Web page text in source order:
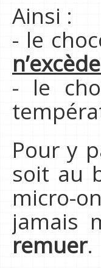
Ainsi :
- le
- le
Pour y
soit au
micro-
jamais
remuer.